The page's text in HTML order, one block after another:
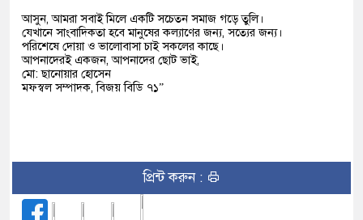
আসুন, আমরা সবাই মিলে একটি সচেতন সমাজ গড়ে তুলি।
যেখানে সাংবাদিকতা হবে মানুষের কল্যাণের জন্য, সত্যের জন্য।
পরিশেষে দোয়া ও ভালোবাসা চাই সকলের কাছে।
আপনাদেরই একজন, আপনাদের ছোট ভাই,
মো: ছানোয়ার হোসেন
মফস্বল সম্পাদক, বিজয় বিডি ৭১”
প্রিন্ট করুন :